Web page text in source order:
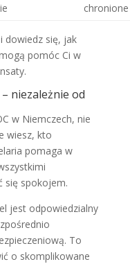
chronione
dowiedz się, jak
pomóc Ci w
niezależnie od
w Niemczech, nie
wiesz, kto
pomaga w
się spokojem.
jest odpowiedzialny
To
o skomplikowane